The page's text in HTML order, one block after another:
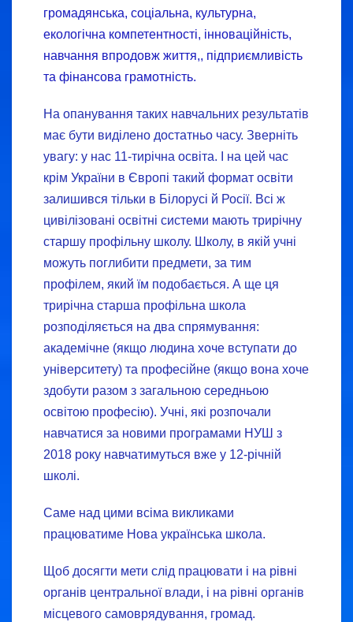
громадянська, соціальна, культурна,
екологічна компетентності, інноваційність,
навчання впродовж життя,, підприємливість
та фінансова грамотність.
На опанування таких навчальних результатів
має бути виділено достатньо часу. Зверніть
увагу: у нас 11-тирічна освіта. І на цей час
крім України в Європі такий формат освіти
залишився тільки в Білорусі й Росії. Всі ж
цивілізовані освітні системи мають трирічну
старшу профільну школу. Школу, в якій учні
можуть поглибити предмети, за тим
профілем, який їм подобається. А ще ця
трирічна старша профільна школа
розподіляється на два спрямування:
академічне (якщо людина хоче вступати до
університету) та професійне (якщо вона хоче
здобути разом з загальною середньою
освітою професію). Учні, які розпочали
навчатися за новими програмами НУШ з
2018 року навчатимуться вже у 12-річній
школі.
Саме над цими всіма викликами
працюватиме Нова українська школа.
Щоб досягти мети слід працювати і на рівні
органів центральної влади, і на рівні органів
місцевого самоврядування, громад.